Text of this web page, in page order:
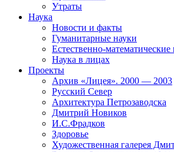
Утраты
Наука
Новости и факты
Гуманитарные науки
Естественно-математические
Наука в лицах
Проекты
Архив «Лицея». 2000 — 2003
Русский Север
Архитектура Петрозаводска
Дмитрий Новиков
И.С.Фрадков
Здоровье
Художественная галерея